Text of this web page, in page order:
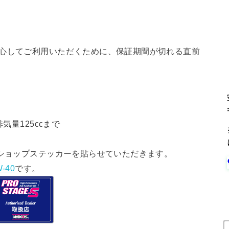
してご利用いただくために、保証期間が切れる直前
量125ccまで
ップステッカーを貼らせていただきます。
40です。